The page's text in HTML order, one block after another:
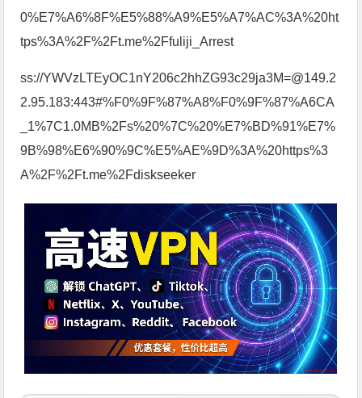
0%E7%A6%8F%E5%88%A9%E5%A7%AC%3A%20ht
tps%3A%2F%2Ft.me%2Ffuliji_Arrest
ss://YWVzLTEyOC1nY206c2hhZG93c29ja3M=@149.2
2.95.183:443#%F0%9F%87%A8%F0%9F%87%A6CA
_1%7C1.0MB%2Fs%20%7C%20%E7%BD%91%E7%
9B%98%E6%90%9C%E5%AE%9D%3A%20https%3
A%2F%2Ft.me%2Fdiskseeker